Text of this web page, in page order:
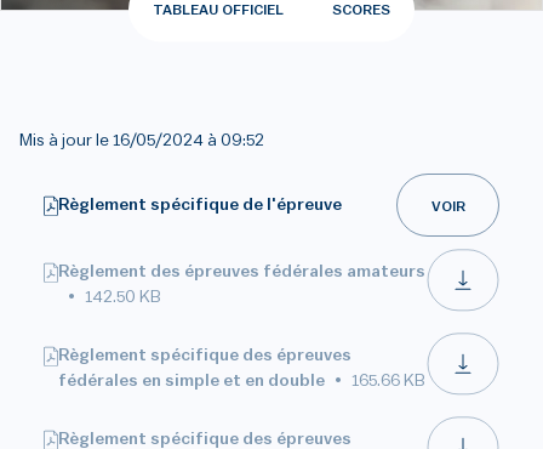
TABLEAU OFFICIEL SCORES
Mis à jour le 16/05/2024 à 09:52
Règlement spécifique de l'épreuve VOIR
Règlement des épreuves fédérales amateurs
142.50 KB
Règlement spécifique des épreuves
fédérales en simple et en double
165.66 KB
Règlement spécifique des épreuves